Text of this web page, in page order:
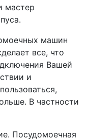
мастер
машин
все, что
Вашей
и
В частности
Посудомоечная